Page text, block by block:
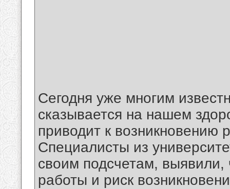
Сегодня уже многим
сказывается на нашем
приводит к возникновению
Специалисты из
своим подсчетам, выявили,
работы и риск